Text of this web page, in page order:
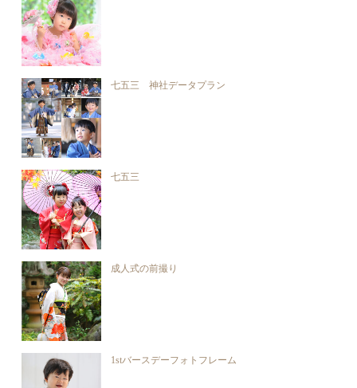
七五三 神社データプラン
七五三
成人式の前撮り
1stバースデーフォトフレーム